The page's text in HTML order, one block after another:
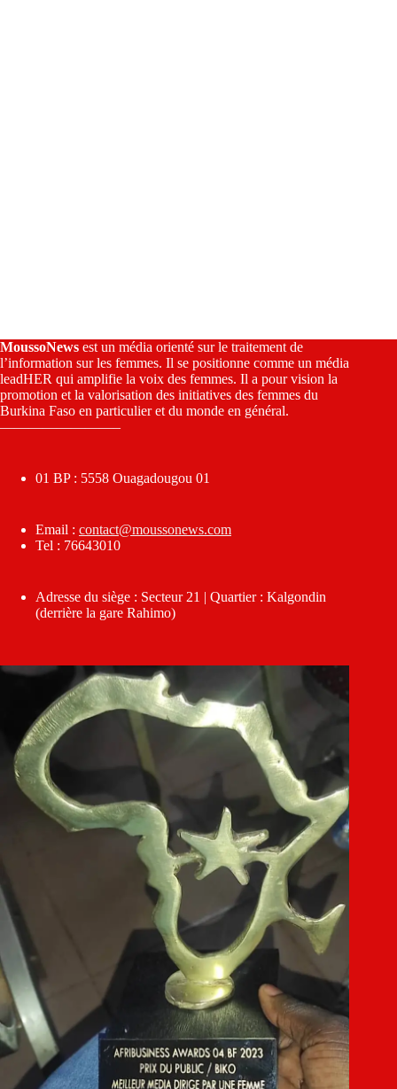
MoussoNews est un média orienté sur le traitement de
l’information sur les femmes. Il se positionne comme un média
leadHER qui amplifie la voix des femmes. Il a pour vision la
promotion et la valorisation des initiatives des femmes du
Burkina Faso en particulier et du monde en général.
————————–
01 BP : 5558 Ouagadougou 01
Email : contact@moussonews.com
Tel : 76643010
Adresse du siège : Secteur 21 | Quartier : Kalgondin
(derrière la gare Rahimo)